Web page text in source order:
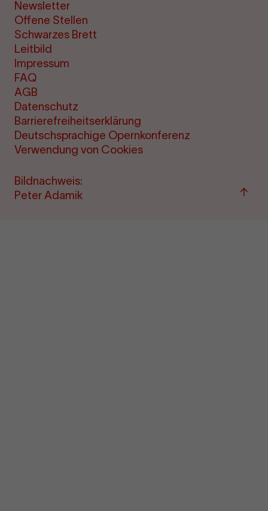
Newsletter
Offene Stellen
Schwarzes Brett
Leitbild
Impressum
FAQ
AGB
Datenschutz
Barrierefreiheitserklärung
Deutschsprachige Opernkonferenz
Verwendung von Cookies
Bildnachweis:
Peter Adamik
Zum